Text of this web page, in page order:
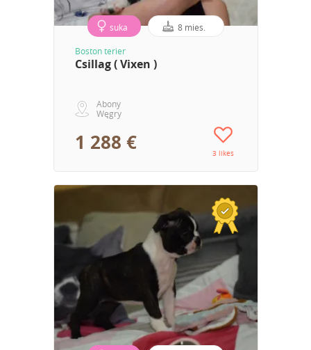
suka 8 mies.
Boston terier
Csillag ( Vixen )
Abony
Węgry
1 288 € 3 likes